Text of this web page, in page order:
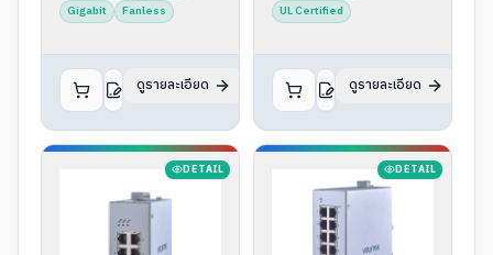
Gigabit
Fanless
ดูรายละเอียด
UL Certified
ดูรายละเอียด
DETAIL DETAIL